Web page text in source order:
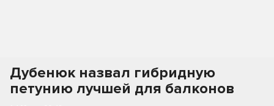
Дубенюк назвал гибридную
петунию лучшей для балконов